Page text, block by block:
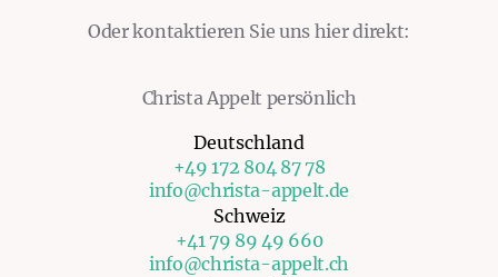
Oder kontaktieren Sie uns hier direkt:
Christa Appelt persönlich
Deutschland
+49 172 804 87 78
info@christa-appelt.de
Schweiz
+41 79 89 49 660
info@christa-appelt.ch